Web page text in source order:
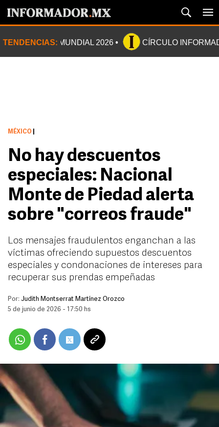
TENDENCIAS: MUNDIAL 2026 CÍRCULO
MÉXICO
No hay descuentos
especiales: Nacional
Monte de Piedad alerta
sobre "correos fraude"
Los mensajes fraudulentos enganchan a las
víctimas ofreciendo supuestos descuentos
especiales y condonaciones de intereses para
recuperar sus prendas empeñadas
Por: Judith Montserrat Martínez Orozco
5 de junio de 2026 - 17:50 hs